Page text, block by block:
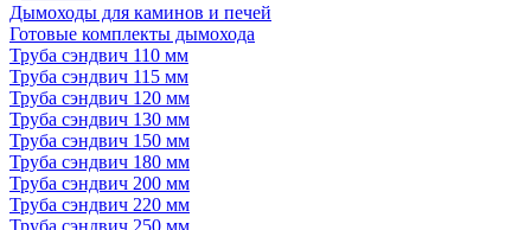
Дымоходы для каминов и печей
Готовые комплекты дымохода
Труба сэндвич 110 мм
Труба сэндвич 115 мм
Труба сэндвич 120 мм
Труба сэндвич 130 мм
Труба сэндвич 150 мм
Труба сэндвич 180 мм
Труба сэндвич 200 мм
Труба сэндвич 220 мм
Труба сэндвич 250 мм